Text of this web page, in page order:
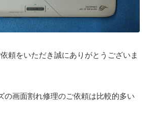
頼をいただき誠にありがとうございま
の画面割れ修理のご依頼は比較的多い